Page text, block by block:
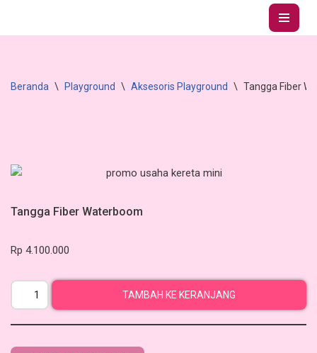
Lompat
Beranda \ Playground \ Aksesoris Playground \ Tangga Fiber
Tangga Fiber Waterboom
Rp 4.100.000
TAMBAH KE KERANJANG